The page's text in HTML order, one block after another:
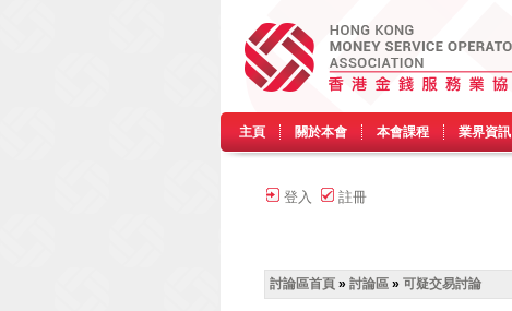
主頁 關於本會 本會課程 業界資訊
登入 註冊
討論區首頁 » 討論區 » 可疑交易討論